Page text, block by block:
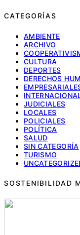
CATEGORÍAS
AMBIENTE
ARCHIVO
CULTURA
DEPORTES
DERECHOS
JUDICIALES
LOCALES
POLICIALES
POLÍTICA
SALUD
SIN CATEGORÍA
TURISMO
SOSTENIBILIDAD